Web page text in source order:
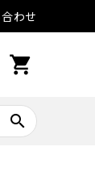
わせ
shopping_cart
search